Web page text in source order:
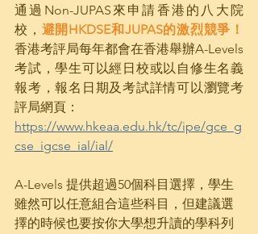
通過Non-JUPAS來申請香港的八大院
校， 避開HKDSE和JUPAS的激烈競爭！
香港考評局每年都會在香港舉辦A-Levels
考試，學生可以經日校或以自修生名義
報考，報名日期及考試詳情可以瀏覽考
評局網頁：
https://www.hkeaa.edu.hk/tc/ipe/gce_g
cse_igcse_ial/ial/
A-Levels 提供超過50個科目選擇，學生
雖然可以任意組合這些科目，但建議選
擇的時候也要按你大學想升讀的學科列